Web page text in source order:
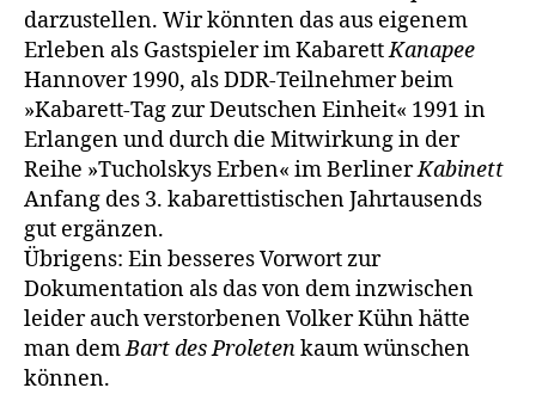
darzustellen. Wir könnten das aus eigenem
Erleben als Gastspieler im KabarettKana­pee
Hannover 1990, als DDR-Teilnehmer beim
»Kabarett-Tag zur Deut­schen Einheit« 1991 in
Erlangen und durch die Mitwirkung in der
Reihe »Tucholskys Erben« im BerlinerKabinett
Anfang des 3. kabarettistischen Jahrtausends
gut ergänzen.
Übrigens: Ein besseres Vorwort zur
Dokumentation als das von dem in­zwischen
leider auch verstorbenen Volker Kühn hätte
man demBart des Proletenkaum wünschen
können.